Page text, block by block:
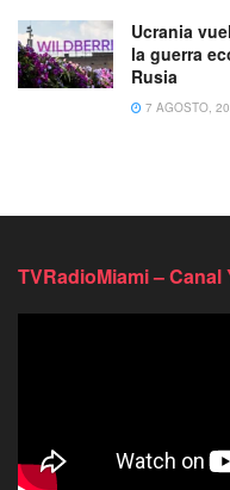
Ucrania
la guerra
Rusia
7 AGOSTO,
TVRadioMiami – Canal